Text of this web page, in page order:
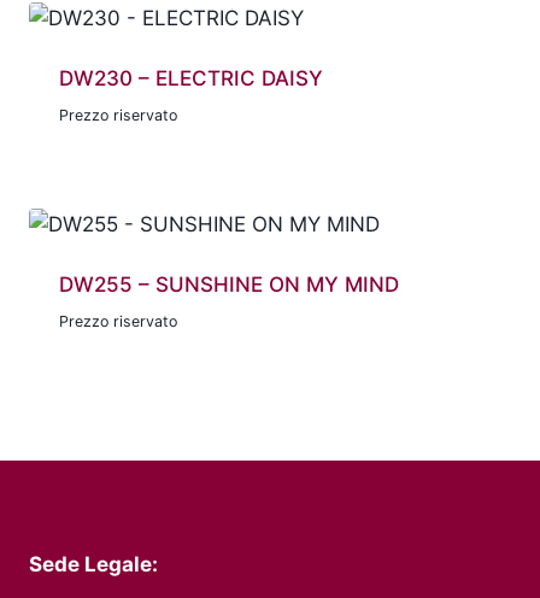
DW230 – ELECTRIC DAISY
Prezzo riservato
DW255 – SUNSHINE ON MY MIND
Prezzo riservato
Sede Legale: